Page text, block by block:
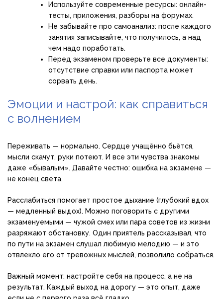
Используйте современные ресурсы: онлайн-
тесты, приложения, разборы на форумах.
Не забывайте про самоанализ: после каждого
занятия записывайте, что получилось, а над
чем надо поработать.
Перед экзаменом проверьте все документы:
отсутствие справки или паспорта может
сорвать день.
Эмоции и настрой: как справиться
с волнением
Переживать — нормально. Сердце учащённо бьётся,
мысли скачут, руки потеют. И все эти чувства знакомы
даже «бывалым». Давайте честно: ошибка на экзамене —
не конец света.
Расслабиться помогает простое дыхание (глубокий вдох
— медленный выдох). Можно поговорить с другими
экзаменуемыми — чужой смех или пара советов из жизни
разряжают обстановку. Один приятель рассказывал, что
по пути на экзамен слушал любимую мелодию — и это
отвлекло его от тревожных мыслей, позволило собраться.
Важный момент: настройте себя на процесс, а не на
результат. Каждый выход на дорогу — это опыт, даже